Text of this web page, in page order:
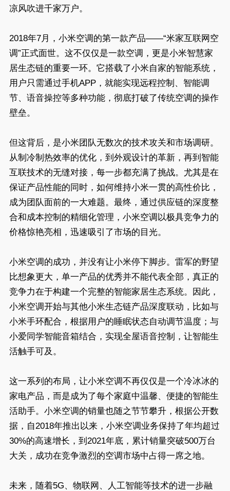
凉风吹进千家万户。
2018年7月，小米空调的第一款产品——“米家互联网空
调”正式面世。这不仅仅是一款空调，更是小米智慧家
居生态链的重要一环。它搭载了小米自家的智能系统，
用户只需通过手机APP，就能实现远程控制、智能调
节、语音操控等多种功能，彻底打破了传统空调的操作
壁垒。
但这背后，是小米团队无数次的技术攻关和市场调研。
从制冷制热效率的优化，到外观设计的革新，再到智能
互联技术的无缝对接，每一步都充满了挑战。尤其是在
保证产品性能的同时，如何维持小米一贯的高性价比，
成为团队面前的一大难题。最终，通过供应链的深度整
合和成本控制的精细化管理，小米空调以极具竞争力的
价格惊艳亮相，迅速吸引了市场的目光。
小米空调的成功，并没有让小米停下脚步。雷军的野望
比想象更大，单一产品的优秀并不能代表全部，真正的
竞争力在于构建一个完整的智能家居生态系统。因此，
小米空调开始与其他小米生态链产品深度联动，比如与
小米手环配合，根据用户的睡眠状态自动调节温度；与
小爱同学智能音箱结合，实现全屋语音控制，让智能生
活触手可及。
这一系列的布局，让小米空调不再仅仅是一个冷冰冰的
家电产品，而是成为了每个家庭中温馨、便捷的智能生
活助手。小米空调的销量也随之节节攀升，根据公开数
据，自2018年推出以来，小米空调业务保持了年均超过
30%的高速增长，到2021年底，累计销量突破500万台
大关，成功在竞争激烈的空调市场中占得一席之地。
未来，随着5G、物联网、人工智能等技术的进一步融